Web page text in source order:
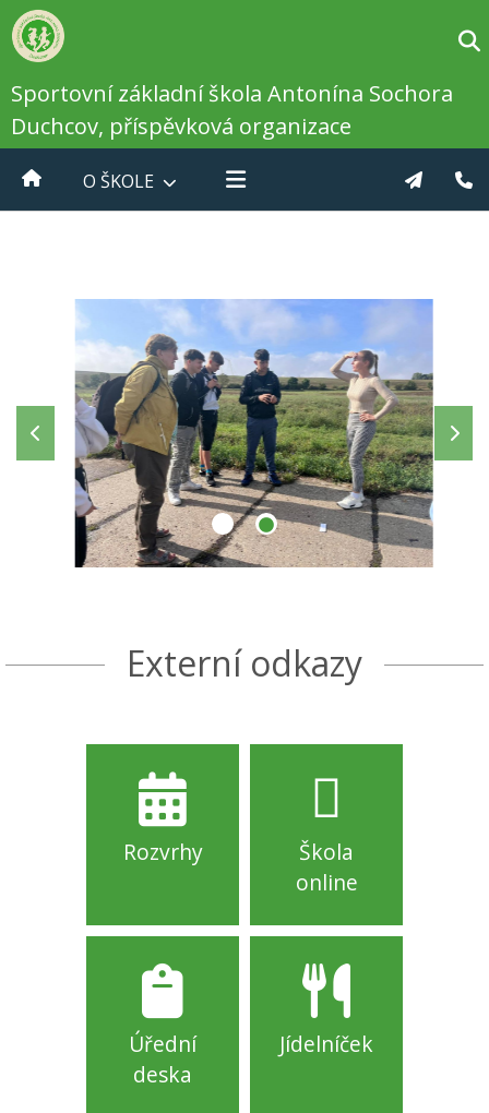
Sportovní základní škola Antonína Sochora
Duchcov, příspěvková organizace
O ŠKOLE
Externí odkazy
Rozvrhy
Škola
online
Úřední
deska
Jídelníček